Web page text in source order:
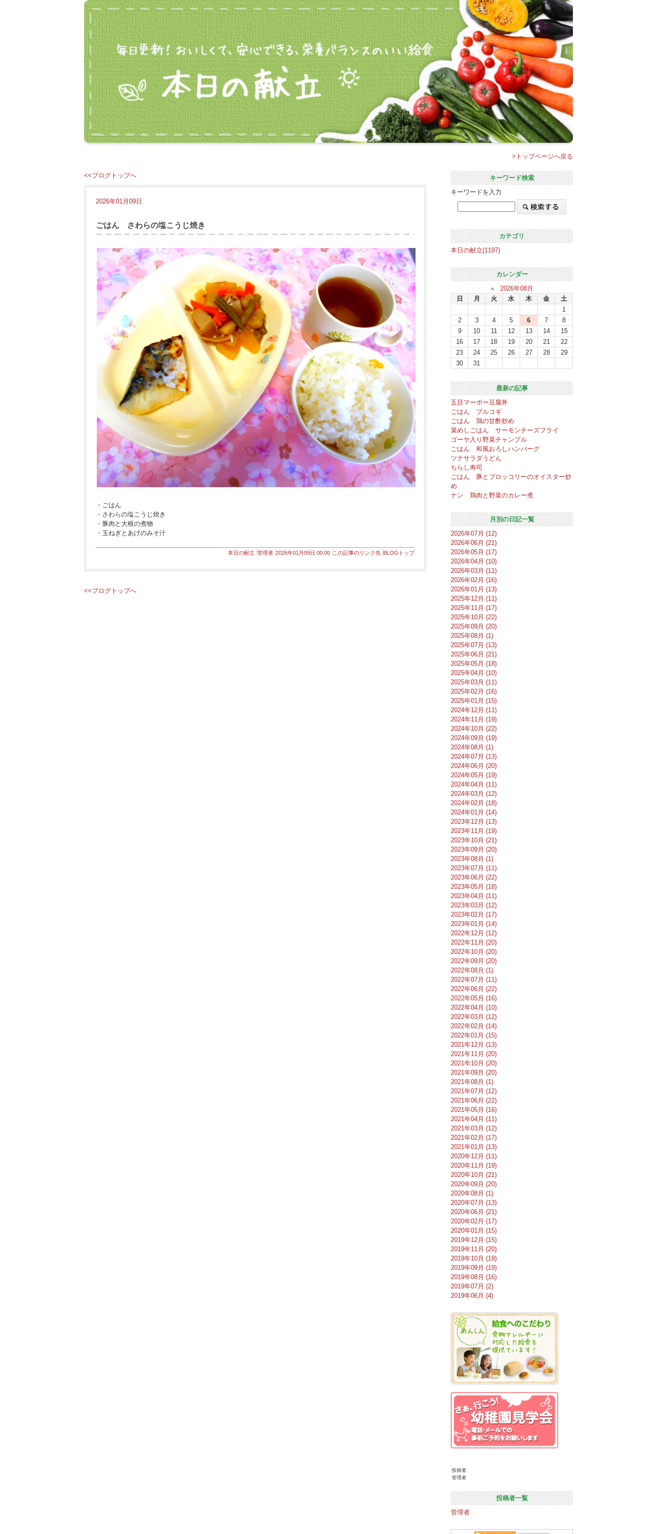
>トップページへ戻る
<<ブログトップへ
2026年01月09日
ごはん さわらの塩こうじ焼き
・ごはん
・さわらの塩こうじ焼き
・豚肉と大根の煮物
・玉ねぎとあげのみそ汁
本日の献立 管理者 2026年01月09日 00:00 この記事のリンク先 BLOGトップ
<<ブログトップへ
キーワード検索
キーワードを入力
カテゴリ
本日の献立(1197)
カレンダー
«
2026年08月
日
月 火 水 木 金
土
1
2
3 4 5 6 7
8
9
10 11 12 13 14
15
16
17 18 19 20 21
22
23
24 25 26 27 28
29
30
31
最新の記事
五目マーボー豆腐丼
ごはん プルコギ
ごはん 鶏の甘酢炒め
菜めしごはん サーモンチーズフライ
ゴーヤ入り野菜チャンプル
ごはん 和風おろしハンバーグ
ツナサラダうどん
ちらし寿司
ごはん 豚とブロッコリーのオイスター炒
め
ナン 鶏肉と野菜のカレー煮
月別の日記一覧
2026年07月 (12)
2026年06月 (21)
2026年05月 (17)
2026年04月 (10)
2026年03月 (11)
2026年02月 (16)
2026年01月 (13)
2025年12月 (11)
2025年11月 (17)
2025年10月 (22)
2025年09月 (20)
2025年08月 (1)
2025年07月 (13)
2025年06月 (21)
2025年05月 (18)
2025年04月 (10)
2025年03月 (11)
2025年02月 (16)
2025年01月 (15)
2024年12月 (11)
2024年11月 (19)
2024年10月 (22)
2024年09月 (19)
2024年08月 (1)
2024年07月 (13)
2024年06月 (20)
2024年05月 (19)
2024年04月 (11)
2024年03月 (12)
2024年02月 (18)
2024年01月 (14)
2023年12月 (13)
2023年11月 (19)
2023年10月 (21)
2023年09月 (20)
2023年08月 (1)
2023年07月 (11)
2023年06月 (22)
2023年05月 (18)
2023年04月 (11)
2023年03月 (12)
2023年02月 (17)
2023年01月 (14)
2022年12月 (12)
2022年11月 (20)
2022年10月 (20)
2022年09月 (20)
2022年08月 (1)
2022年07月 (11)
2022年06月 (22)
2022年05月 (16)
2022年04月 (10)
2022年03月 (12)
2022年02月 (14)
2022年01月 (15)
2021年12月 (13)
2021年11月 (20)
2021年10月 (20)
2021年09月 (20)
2021年08月 (1)
2021年07月 (12)
2021年06月 (22)
2021年05月 (16)
2021年04月 (11)
2021年03月 (12)
2021年02月 (17)
2021年01月 (13)
2020年12月 (11)
2020年11月 (19)
2020年10月 (21)
2020年09月 (20)
2020年08月 (1)
2020年07月 (13)
2020年06月 (21)
2020年02月 (17)
2020年01月 (15)
2019年12月 (15)
2019年11月 (20)
2019年10月 (19)
2019年09月 (19)
2019年08月 (16)
2019年07月 (2)
2019年06月 (4)
投稿者
管理者
投稿者一覧
管理者